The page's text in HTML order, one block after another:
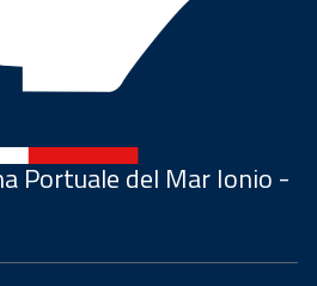
Portuale del Mar Ionio -